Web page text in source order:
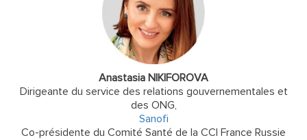
Anastasia NIKIFOROVA
Dirigeante du service des relations gouvernementales et
des ONG,
Sanofi
Co-présidente du Comité Santé de la CCI France Russie